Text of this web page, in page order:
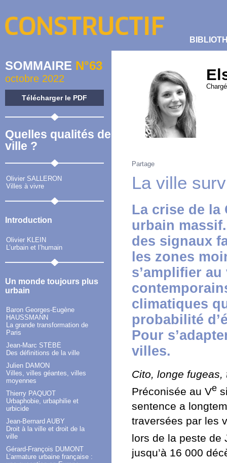
SOMMAIRE N°63
octobre 2022
Télécharger le PDF
Quelles qualités de
ville ?
Olivier SALLERON
Villes à vivre
Introduction
Olivier KLEIN
L’urbain et l’humain
Un monde toujours plus
urbain
Baron Georges-Eugène
HAUSSMANN
La grande transformation de
Paris
Jean-Marc STÉBÉ
Des définitions de la ville
Julien DAMON
Villes, villes géantes, villes
moyennes
Thierry PAQUOT
Urbaphobie, urbaphilie et
urbicide
Jean-Bernard AUBY
Droit à la ville et droit de la
ville
Gérard-François DUMONT
L’armature urbaine française :
Partage
La ville
La crise de la
urbain
des signaux
les zones
s’amplifier
climatiques
probabilité
Pour
villes.
Cito, longe fugeas,
Préconisée au Ve
sentence a
traversées par les
lors de la peste de
jusqu’à 16 000